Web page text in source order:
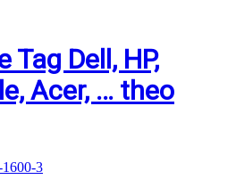
Tag Dell, HP,
Acer, … theo